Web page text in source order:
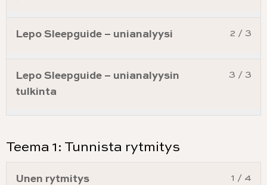
2 / 3
Lepo Sleepguide – unianalyysi
3 / 3
Lepo Sleepguide – unianalyysin
tulkinta
Teema 1: Tunnista rytmitys
1 / 4
Unen rytmitys